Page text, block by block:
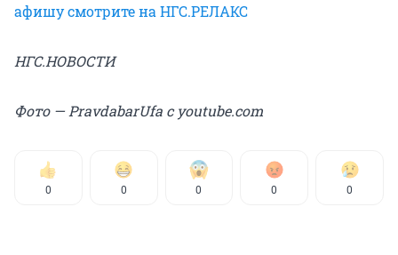
афишу смотрите на НГС.РЕЛАКС
НГС.НОВОСТИ
Фото — PravdabarUfa c youtube.com
0 0 0 0 0